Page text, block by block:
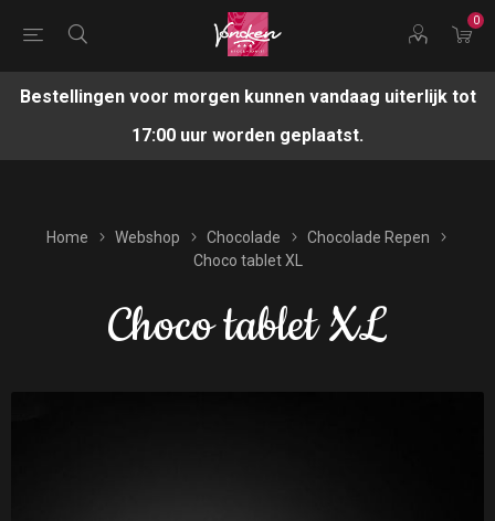
0
Bestellingen voor morgen kunnen vandaag uiterlijk tot
17:00 uur worden geplaatst.
Home Webshop Chocolade
Chocolade Repen
Choco tablet XL
Choco tablet XL